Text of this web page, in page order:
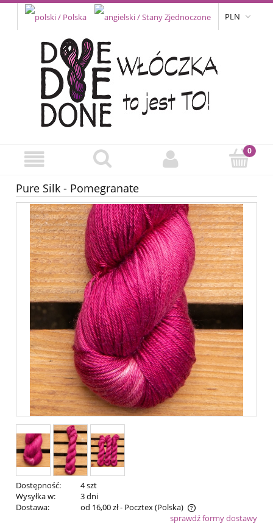
PLN
Pure Silk - Pomegranate
Dostępność:
4 szt
Wysyłka w:
3 dni
Dostawa:
od 16,00 zł- Pocztex(Polska)
Cena nie zawiera ewentualnych kosztów płatnościsprawdź formy dostawy